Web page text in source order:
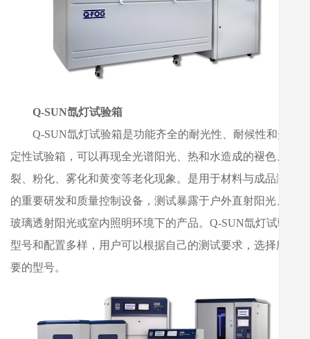
Q-SUN氙灯试验箱
Q-SUN氙灯试验箱是功能齐全的耐光性、耐候性和光稳
定性试验箱，可以再现全光谱阳光、热和水造成的褪色、开
裂、粉化、雾化和黄变等老化现象。是用于材料与成品测试
的重要研发和质量控制设备，测试暴露于户外直射阳光、窗
玻璃透射阳光或室内照明环境下的产品。Q-SUN氙灯试验箱
型号和配置多样，用户可以根据自己的测试要求，选择所需
要的型号。